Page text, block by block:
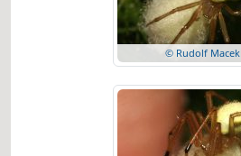
© Rudolf Macek